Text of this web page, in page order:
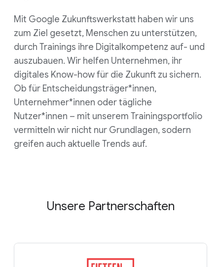
Mit Google Zukunftswerkstatt haben wir uns
zum Ziel gesetzt, Menschen zu unterstützen,
durch Trainings ihre Digitalkompetenz auf- und
auszubauen. Wir helfen Unternehmen, ihr
digitales Know-how für die Zukunft zu sichern.
Ob für Entscheidungsträger*innen,
Unternehmer*innen oder tägliche
Nutzer*innen – mit unserem Trainingsportfolio
vermitteln wir nicht nur Grundlagen, sodern
greifen auch aktuelle Trends auf.
Unsere Partnerschaften